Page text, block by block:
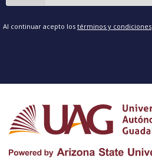
Al continuar acepto los términos y condiciones